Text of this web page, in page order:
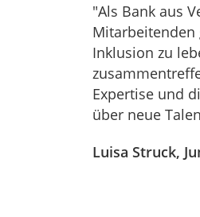
"Als Bank aus
Mitarbeitenden
Inklusion zu
Expertise und
über neue
Luisa Struck,